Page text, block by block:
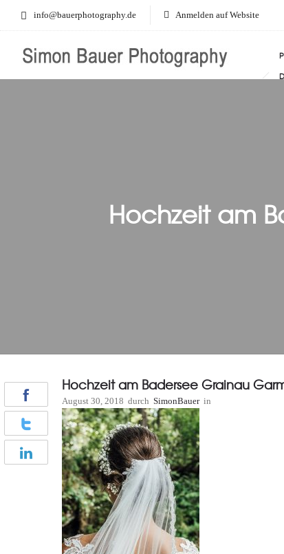
info@bauerphotography.de Anmelden auf Website
Hochzeit am
Hochzeit am Badersee Grainau
August 30, 2018 durch SimonBauer in